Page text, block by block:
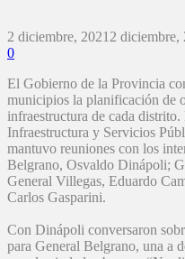
2 diciembre, 2021 2 diciembre,
0
El Gobierno de la Provincia
municipios la planificación de
infraestructura de cada
Infraestructura y Servicios
mantuvo reuniones con los
Belgrano, Osvaldo Dinápoli;
General Villegas, Eduardo
Carlos Gasparini.
Con Dinápoli conversaron
para General Belgrano, una a